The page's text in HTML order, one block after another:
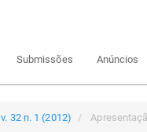
Submissões Anúncios
v. 32 n. 1 (2012)